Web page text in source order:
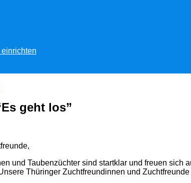
geht los”
und Taubenzüchter sind startklar und freuen
Thüringer Zuchtfreundinnen und